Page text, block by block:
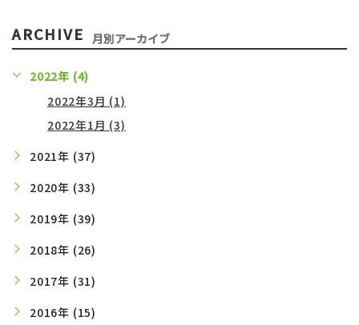
ARCHIVE 月別アーカイブ
2022年 (4)
2022年3月 (1)
2022年1月 (3)
2021年 (37)
2020年 (33)
2019年 (39)
2018年 (26)
2017年 (31)
2016年 (15)